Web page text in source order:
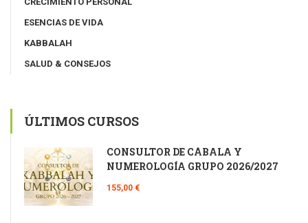
ESENCIAS DE VIDA
KABBALAH
SALUD & CONSEJOS
ÚLTIMOS CURSOS
CONSULTOR DE CÁBALA Y
NUMEROLOGÍA GRUPO 2026/2027
155,00 €